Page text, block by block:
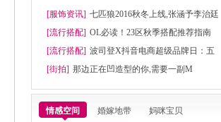
[服饰资讯] 七匹狼2016秋冬上线,张涵予李治廷
[流行搭配] OL必读！23区秋季搭配推荐指南
[流行搭配] 波司登X抖音电商超级品牌日：五
[街拍] 那边正在凹造型的你,需要一副M
情感空间 婚嫁地带 妈咪宝贝